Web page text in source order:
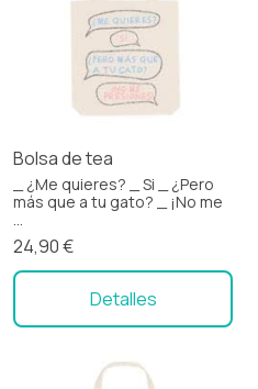
Bolsa de tea
_ ¿Me quieres? _ Si _ ¿Pero
más que a tu gato? _ ¡No me
...
24,90 €
Detalles